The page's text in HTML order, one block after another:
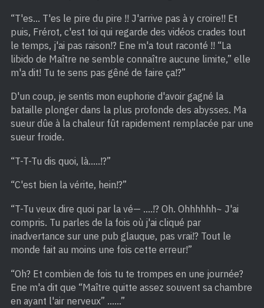
“T'es… T'es le pire du pire !! J'arrive pas à y croire!! Et
puis, Frérot, c'est toi qui regarde des vidéos crades tout
le temps, j'ai pas raison!? Ene m'a tout raconté !! “La
libido de Maître ne semble connaître aucune limite,” elle
m'a dit! Tu te sens pas gêné de faire ça!?”
D'un coup, je sentis mon euphorie d'avoir gagné la
bataille plonger dans la plus profonde des abysses. Ma
sueur dûe à la chaleur fût rapidement remplacée par une
sueur froide.
“T-T-Tu dis quoi, là…..!?”
“C'est bien la vérite, hein!?”
“T-Tu veux dire quoi par la vé— ….!? Oh. Ohhhhhh~ J'ai
compris. Tu parles de la fois où j'ai cliqué par
inadvertance sur une pub glauque, pas vrai!? Tout le
monde fait au moins une fois cette erreur!”
“Oh? Et combien de fois tu te trompes en une journée?
Ene m'a dit que “Maître quitte assez souvent sa chambre
en ayant l'air nerveux” ……”